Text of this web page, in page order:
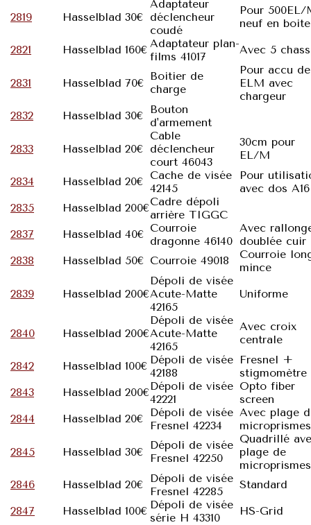
2819
Hasselblad 30€
Adaptateur
déclencheur
coudé
Pour 500EL/
neuf en boite
2821
Hasselblad 160€ Adaptateur plan-
films 41017
Avec 5
2831 Hasselblad 70€
Boitier de
charge
Pour accu de
ELM avec
chargeur
2832
Hasselblad 30€
Bouton
d'armement
2833
Hasselblad 20€
Cable
déclencheur
court 46043
30cm pour
EL/M
2834
Hasselblad 20€ Cache de visée
42145
Pour
avec dos A16
2835
Hasselblad 200€Cadre dépoli
arrière TIGGC
2837
Hasselblad 40€ Courroie
dragonne 46140
Avec
doublée cuir
2838
Hasselblad 50€ Courroie 49018
Courroie
mince
2839
Hasselblad 200€
Dépoli de visée
Acute-Matte
42165
Uniforme
2840 Hasselblad 200€
Dépoli de visée
Acute-Matte
42165
Avec croix
centrale
2842
Hasselblad 100€ Dépoli de visée
42188
Fresnel +
stigmomètre
2843
Hasselblad 200€Dépoli de visée
42221
Opto fiber
screen
2844
Hasselblad 20€
Dépoli de visée
Fresnel 42234
Avec plage
microprismes
2845
Hasselblad 30€
Dépoli de visée
Fresnel 42250
Quadrillé
plage de
microprismes
2846
Hasselblad 20€
Dépoli de visée
Fresnel 42285
Standard
2847
Hasselblad 100€ Dépoli de visée
série H 43310
HS-Grid